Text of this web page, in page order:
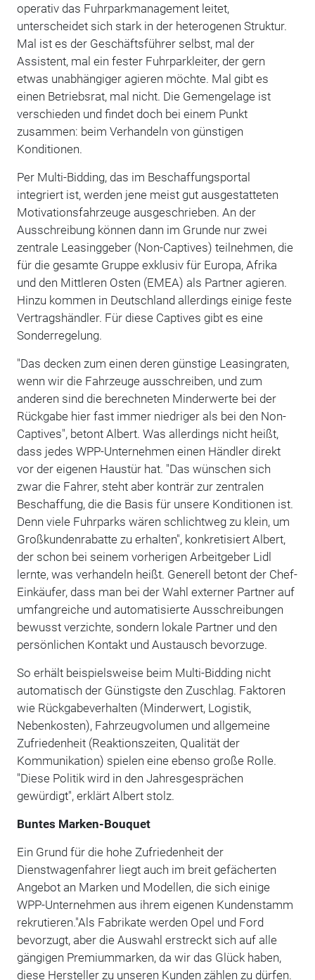
operativ das Fuhrparkmanagement leitet,
unterscheidet sich stark in der heterogenen Struktur.
Mal ist es der Geschäftsführer selbst, mal der
Assistent, mal ein fester Fuhrparkleiter, der gern
etwas unabhängiger agieren möchte. Mal gibt es
einen Betriebsrat, mal nicht. Die Gemengelage ist
verschieden und findet doch bei einem Punkt
zusammen: beim Verhandeln von günstigen
Konditionen.
Per Multi-Bidding, das im Beschaffungsportal
integriert ist, werden jene meist gut ausgestatteten
Motivationsfahrzeuge ausgeschrieben. An der
Ausschreibung können dann im Grunde nur zwei
zentrale Leasinggeber (Non-Captives) teilnehmen, die
für die gesamte Gruppe exklusiv für Europa, Afrika
und den Mittleren Osten (EMEA) als Partner agieren.
Hinzu kommen in Deutschland allerdings einige feste
Vertragshändler. Für diese Captives gibt es eine
Sonderregelung.
"Das decken zum einen deren günstige Leasingraten,
wenn wir die Fahrzeuge ausschreiben, und zum
anderen sind die berechneten Minderwerte bei der
Rückgabe hier fast immer niedriger als bei den Non-
Captives", betont Albert. Was allerdings nicht heißt,
dass jedes WPP-Unternehmen einen Händler direkt
vor der eigenen Haustür hat. "Das wünschen sich
zwar die Fahrer, steht aber konträr zur zentralen
Beschaffung, die die Basis für unsere Konditionen ist.
Denn viele Fuhrparks wären schlichtweg zu klein, um
Großkundenrabatte zu erhalten", konkretisiert Albert,
der schon bei seinem vorherigen Arbeitgeber Lidl
lernte, was verhandeln heißt. Generell betont der Chef-
Einkäufer, dass man bei der Wahl externer Partner auf
umfangreiche und automatisierte Ausschreibungen
bewusst verzichte, sondern lokale Partner und den
persönlichen Kontakt und Austausch bevorzuge.
So erhält beispielsweise beim Multi-Bidding nicht
automatisch der Günstigste den Zuschlag. Faktoren
wie Rückgabeverhalten (Minderwert, Logistik,
Nebenkosten), Fahrzeugvolumen und allgemeine
Zufriedenheit (Reaktionszeiten, Qualität der
Kommunikation) spielen eine ebenso große Rolle.
"Diese Politik wird in den Jahresgesprächen
gewürdigt", erklärt Albert stolz.
Buntes Marken-Bouquet
Ein Grund für die hohe Zufriedenheit der
Dienstwagenfahrer liegt auch im breit gefächerten
Angebot an Marken und Modellen, die sich einige
WPP-Unternehmen aus ihrem eigenen Kundenstamm
rekrutieren."Als Fabrikate werden Opel und Ford
bevorzugt, aber die Auswahl erstreckt sich auf alle
gängigen Premiummarken, da wir das Glück haben,
diese Hersteller zu unseren Kunden zählen zu dürfen.